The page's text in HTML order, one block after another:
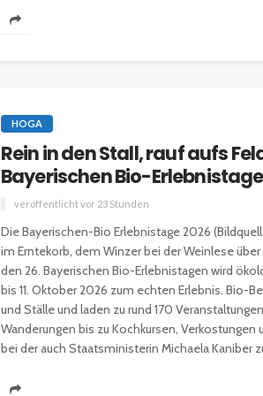
HOGA
Rein in den Stall, rauf aufs
Bayerischen Bio-
veröffentlicht vor 23 Stunden
Die Bayerischen-Bio Erlebnistage 2026
im Erntekorb, dem Winzer bei der Weinlese
den 26. Bayerischen Bio-Erlebnistagen wird
bis 11. Oktober 2026 zum echten Erlebnis. Bio-
und Ställe und laden zu rund 170
Wanderungen bis zu Kochkursen,
bei der auch Staatsministerin Michaela Kaniber